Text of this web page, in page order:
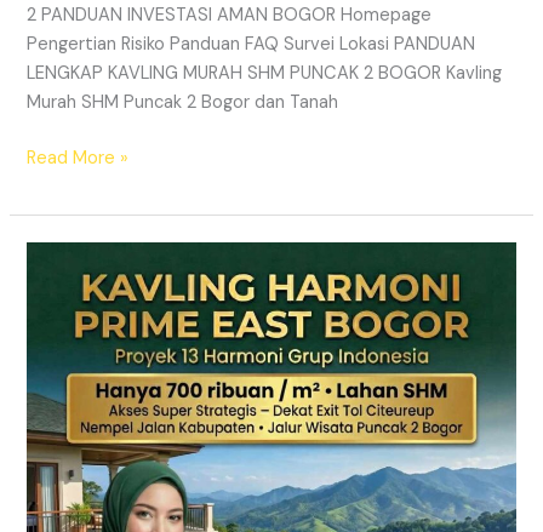
2 PANDUAN INVESTASI AMAN BOGOR Homepage
Pengertian Risiko Panduan FAQ Survei Lokasi PANDUAN
LENGKAP KAVLING MURAH SHM PUNCAK 2 BOGOR Kavling
Murah SHM Puncak 2 Bogor dan Tanah
Read More »
HARMONI
BOGOR
|
SHM
Pecah
Sertifikat
|